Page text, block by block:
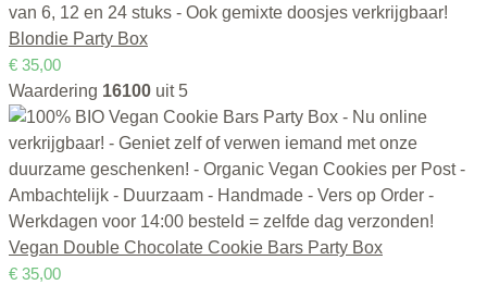
Blondie Party Box
€ 35,00
Waardering 16100 uit 5
Vegan Double Chocolate Cookie Bars Party Box
€ 35,00